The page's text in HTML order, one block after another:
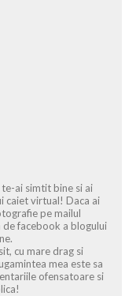
ai simtit bine si ai
caiet virtual! Daca ai
pe mailul
facebook a blogului
cu mare drag si
mea este sa
ofensatoare si